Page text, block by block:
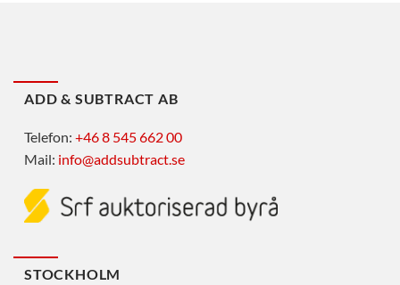
ADD & SUBTRACT AB
Telefon: +46 8 545 662 00
Mail: info@addsubtract.se
STOCKHOLM